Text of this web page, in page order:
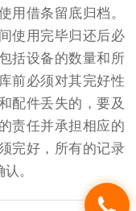
用借条留底归档。
使用完毕归还后必
括设备的数量和所
前必须对其完好性
配件丢失的，要及
责任并承担相应的
完好，所有的记录
。